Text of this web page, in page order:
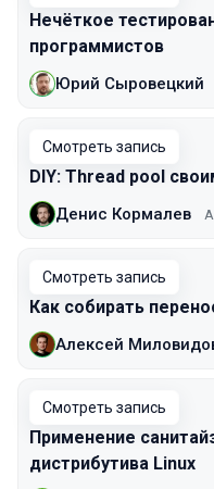
Нечёткое
программистов
Юрий Сыровецкий
Смотреть запись
DIY: Thread pool
Денис Кормалев
Смотреть запись
Как собирать
Алексей
Смотреть запись
Применение
дистрибутива Linux